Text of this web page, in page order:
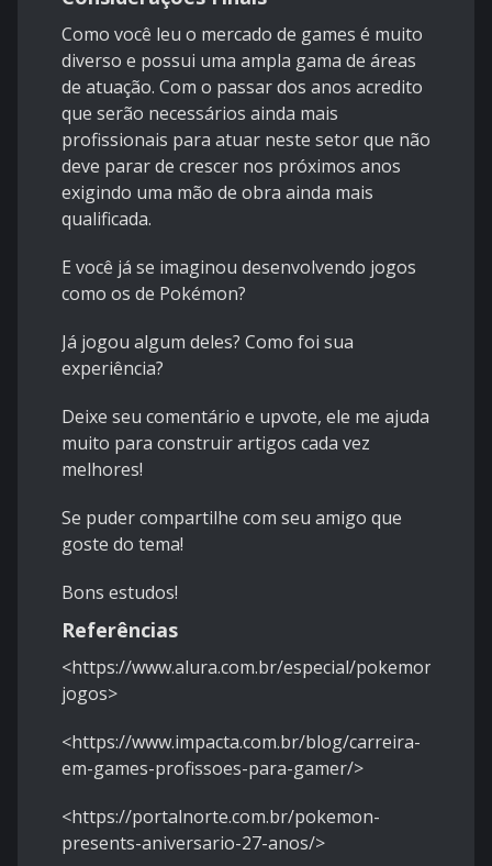
Como você leu o mercado de games é muito
diverso e possui uma ampla gama de áreas
de atuação. Com o passar dos anos acredito
que serão necessários ainda mais
profissionais para atuar neste setor que não
deve parar de crescer nos próximos anos
exigindo uma mão de obra ainda mais
qualificada.
E você já se imaginou desenvolvendo jogos
como os de Pokémon?
Já jogou algum deles? Como foi sua
experiência?
Deixe seu comentário e upvote, ele me ajuda
muito para construir artigos cada vez
melhores!
Se puder compartilhe com seu amigo que
goste do tema!
Bons estudos!
Referências
<https://www.alura.com.br/especial/pokemon-
jogos>
<https://www.impacta.com.br/blog/carreira-
em-games-profissoes-para-gamer/>
<https://portalnorte.com.br/pokemon-
presents-aniversario-27-anos/>